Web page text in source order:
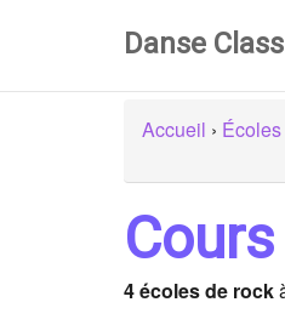
Danse
Accueil › Écoles
4 écoles de rock